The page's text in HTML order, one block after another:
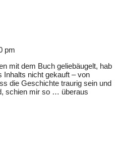
pm
mit dem Buch geliebäugelt, hab
Inhalts nicht gekauft – von
die Geschichte traurig sein und
schien mir so … überaus